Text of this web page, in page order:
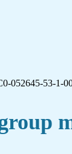
052645-53-1-